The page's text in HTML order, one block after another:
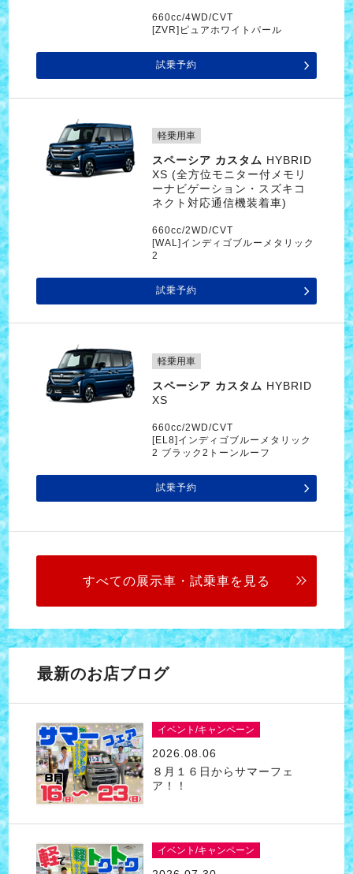
660cc/4WD/CVT
[ZVR]ピュアホワイトパール
試乗予約
軽乗用車
スペーシア カスタム HYBRID
XS (全方位モニター付メモリ
ーナビゲーション・スズキコ
ネクト対応通信機装着車)
660cc/2WD/CVT
[WAL]インディゴブルーメタリック
2
試乗予約
軽乗用車
スペーシア カスタム HYBRID
XS
660cc/2WD/CVT
[EL8]インディゴブルーメタリック
2 ブラック2トーンルーフ
試乗予約
すべての展示車・試乗車を見る
最新のお店ブログ
イベント/キャンペーン
2026.08.06
８月１６日からサマーフェ
ア！！
イベント/キャンペーン